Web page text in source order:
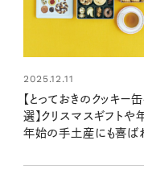
2025.12.11
【とっておきのクッキー
選】クリスマスギフトや
年始の手土産にも喜ばれ